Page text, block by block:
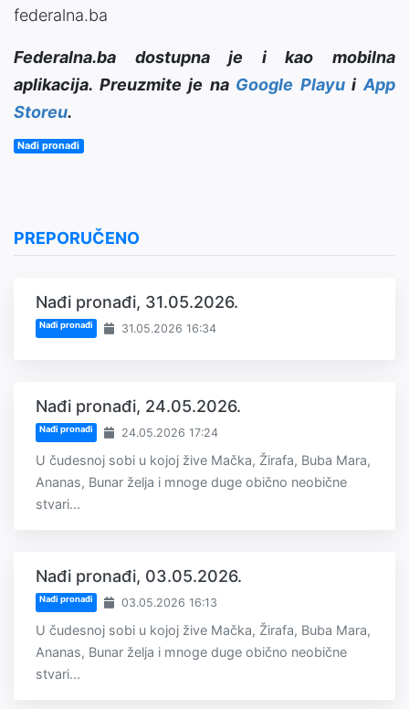
federalna.ba
Federalna.ba dostupna je i kao mobilna
aplikacija. Preuzmite je na Google PlayuiApp
Storeu.
Nađi pronađi
PREPORUČENO
Nađi pronađi, 31.05.2026.
Nađi pronađi 31.05.2026 16:34
Nađi pronađi, 24.05.2026.
Nađi pronađi 24.05.2026 17:24
U čudesnoj sobi u kojoj žive Mačka, Žirafa, Buba Mara,
Ananas, Bunar želja i mnoge duge obično neobične
stvari...
Nađi pronađi, 03.05.2026.
Nađi pronađi 03.05.2026 16:13
U čudesnoj sobi u kojoj žive Mačka, Žirafa, Buba Mara,
Ananas, Bunar želja i mnoge duge obično neobične
stvari...